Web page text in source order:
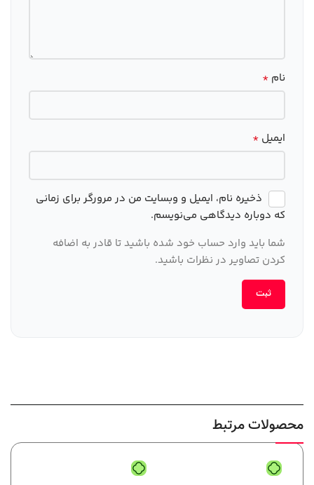
نام *
ایمیل *
ذخیره نام، ایمیل و وبسایت من در مرورگر برای زمانی
که دوباره دیدگاهی می‌نویسم.
شما باید وارد حساب خود شده باشید تا قادر به اضافه
کردن تصاویر در نظرات باشید.
محصولات مرتبط